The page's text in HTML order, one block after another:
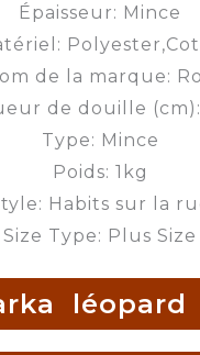
Épaisseur: Mince
de la marque:
de douille
Type: Mince
Poids: 1kg
Habits sur la
Size Type: Plus Size
léopard